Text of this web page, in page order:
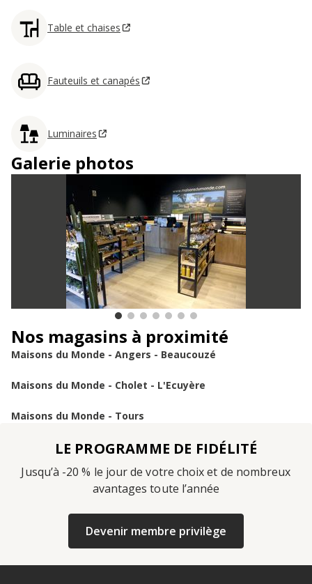
Table et chaises
Fauteuils et canapés
Luminaires
Galerie photos
Nos magasins à proximité
Maisons du Monde - Angers - Beaucouzé
Maisons du Monde - Cholet - L'Ecuyère
Maisons du Monde - Tours
LE PROGRAMME DE FIDÉLITÉ
Jusqu’à -20 % le jour de votre choix et de nombreux
avantages toute l’année
Devenir membre privilège